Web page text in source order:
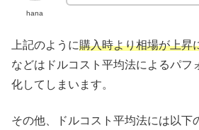
hana
上記のように購入時より相場が上昇
などはドルコスト平均法によるパフ
化してしまいます。
その他、ドルコスト平均法には以下